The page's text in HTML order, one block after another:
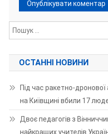
ОСТАННІ НОВИНИ
Під час ракетно-
на Київщині вбили 17
Двоє педагогів з
найкращих учителів